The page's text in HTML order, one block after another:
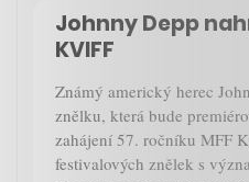
Johnny Depp
KVIFF
Známý americký herec
znělku, která bude
zahájení 57. ročníku MFF
festivalových znělek s